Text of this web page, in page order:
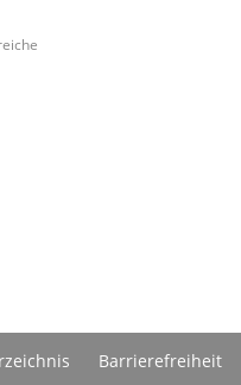
Barrierefreiheit